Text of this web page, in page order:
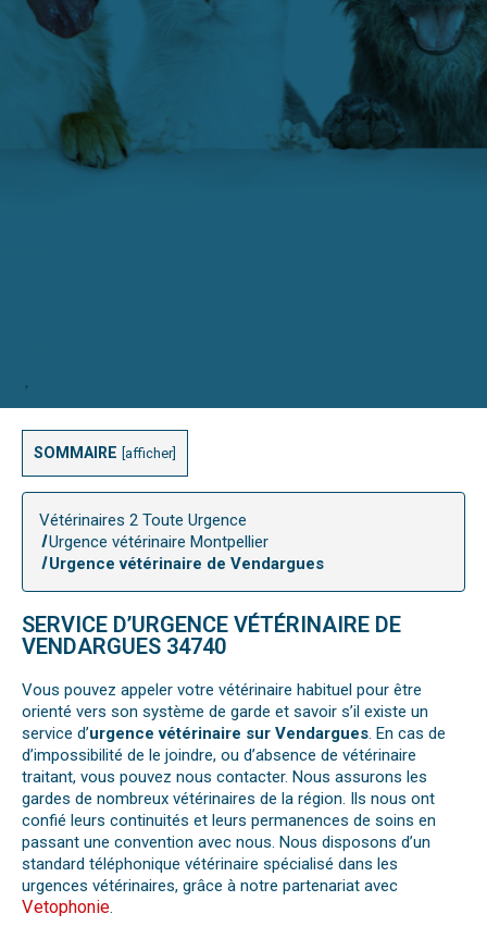
SOMMAIRE afficher
Vétérinaires 2 Toute Urgence
Urgence vétérinaire Montpellier
Urgence vétérinaire de Vendargues
SERVICE D’URGENCE VÉTÉRINAIRE DE
VENDARGUES 34740
Vous pouvez appeler votre vétérinaire habituel pour être
orienté vers son système de garde et savoir s’il existe un
service d’urgence vétérinaire sur Vendargues. En cas de
d’impossibilité de le joindre, ou d’absence de vétérinaire
traitant, vous pouvez nous contacter. Nous assurons les
gardes de nombreux vétérinaires de la région. Ils nous ont
confié leurs continuités et leurs permanences de soins en
passant une convention avec nous. Nous disposons d’un
standard téléphonique vétérinaire spécialisé dans les
urgences vétérinaires, grâce à notre partenariat avec
Vetophonie.